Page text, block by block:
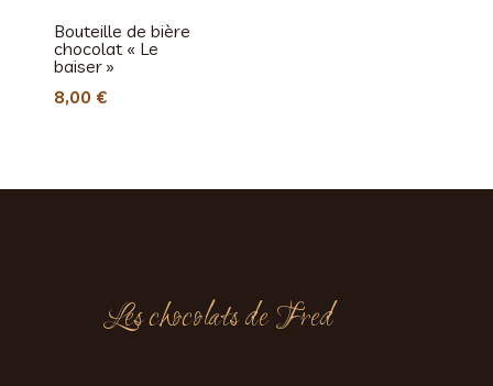
Bouteille de bière
chocolat « Le
baiser »
8,00 €
Les chocolats de Fred